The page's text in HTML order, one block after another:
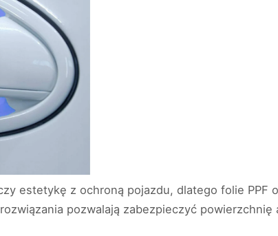
estetykę z ochroną pojazdu, dlatego folie PPF
pozwalają zabezpieczyć powierzchnię